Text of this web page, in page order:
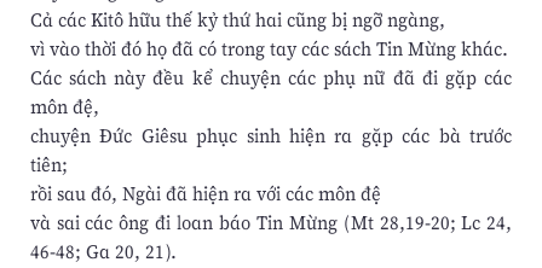
Cả các Kitô hữu thế kỷ thứ hai cũng bị ngỡ ngàng,
vì vào thời đó họ đã có trong tay các sách Tin Mừng khác.
Các sách này đều kể chuyện các phụ nữ đã đi gặp các
môn đệ,
chuyện Đức Giêsu phục sinh hiện ra gặp các bà trước
tiên;
rồi sau đó, Ngài đã hiện ra với các môn đệ
và sai các ông đi loan báo Tin Mừng (Mt 28,19-20; Lc 24,
46-48; Ga 20, 21).